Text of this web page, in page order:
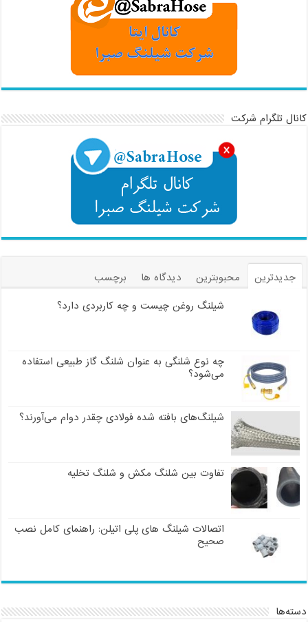
کانال تلگرام شرکت
جدیدترین محبوبترین دیدگاه ها
برچسب
شیلنگ روغن چیست و چه کاربردی دارد؟
چه نوع شلنگی به عنوان شلنگ گاز طبیعی استفاده
می‌شود؟
شیلنگ‌های بافته شده فولادی چقدر دوام می‌آورند؟
تفاوت بین شلنگ مکش و شلنگ تخلیه
اتصالات شیلنگ های پلی اتیلن: راهنمای کامل نصب
صحیح
دسته‌ها